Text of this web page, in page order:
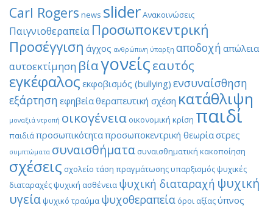
Carl Rogers news sliderΑνακοινώσεις
Παιγνιοθεραπεία Προσωποκεντρική
Προσέγγιση άγχος ανθρώπινη ύπαρξη αποδοχή απώλεια
αυτοεκτίμηση βίαγονείςεαυτός
εγκέφαλος εκφοβισμός (bullying) ενσυναίσθηση
εξάρτηση εφηβείαθεραπευτική σχέση κατάθλιψη
μοναξιά ντροπή οικογένεια οικονομική κρίση παιδί
παιδιάπροσωπικότηταπροσωποκεντρική θεωρίαστρες
συμπτώματα συναισθήματασυναισθηματική κακοποίηση
σχέσεις σχολείο τάση πραγμάτωσηςυπαρξισμόςψυχικές
διαταραχέςψυχική ασθένεια ψυχική διαταραχή ψυχική
υγείαψυχικό τραύμα ψυχοθεραπεία όροι αξίαςύπνος